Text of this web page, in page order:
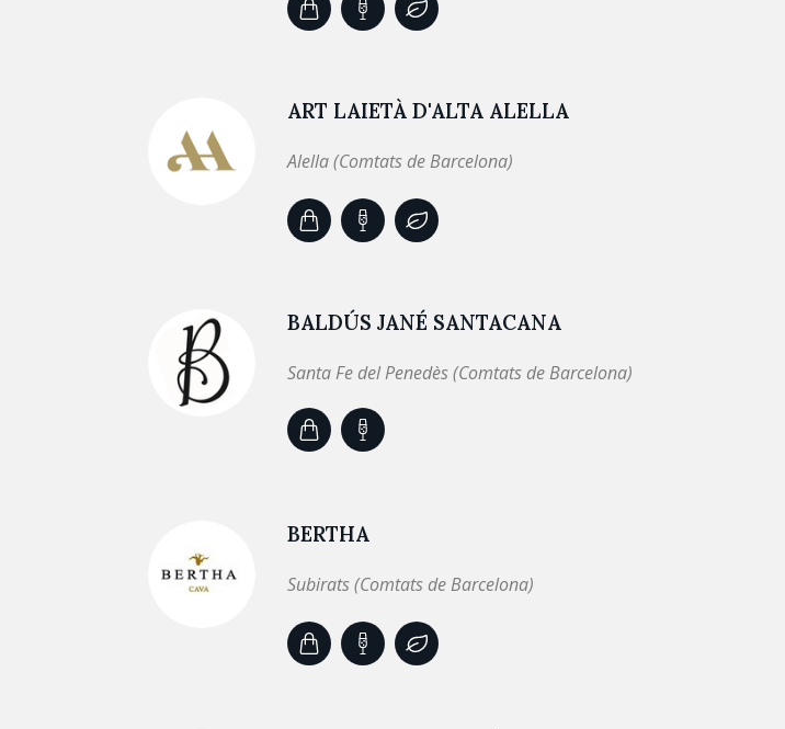
ART LAIETÀ D'ALTA ALELLA
Alella (Comtats de Barcelona)
BALDÚS JANÉ SANTACANA
Santa Fe del Penedès (Comtats de Barcelona)
BERTHA
Subirats (Comtats de Barcelona)